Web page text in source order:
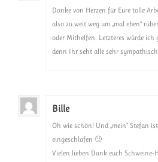
Danke von Herzen für Eure tolle
also zu weit weg um „mal eben“
oder Mithelfen. Letzteres würde ich
denn Ihr seht alle sehr
Bille
Oh wie schön! Und „mein“ Stefan
eingeschlafen 🙂
Vielen lieben Dank euch